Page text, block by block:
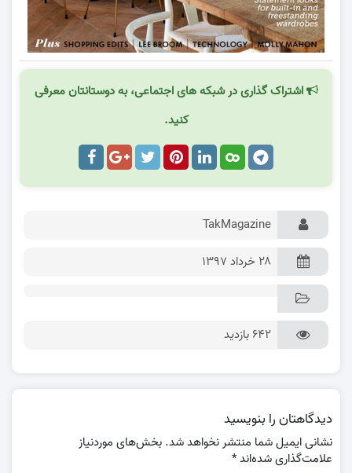
اشتراک گذاری در شبکه های اجتماعی، به دوستانتان معرفی
کنید.
TakMagazine
۲۸ خرداد ۱۳۹۷
642 بازدید
دیدگاهتان را بنویسید
نشانی ایمیل شما منتشر نخواهد شد. بخش‌های موردنیاز
علامت‌گذاری شده‌اند*